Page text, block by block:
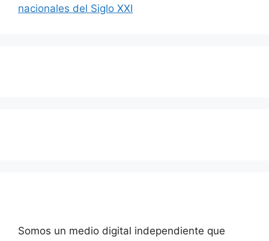
nacionales del Siglo XXI
Somos un medio digital independiente que